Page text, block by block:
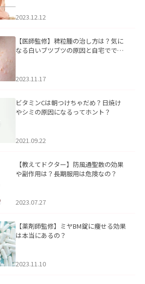
2023.12.12
【医師監修】稗粒腫の治し方は？気に
なる白いブツブツの原因と自宅ででき
2023.11.17
ビタミンCは朝つけちゃだめ？日焼け
やシミの原因になるってホント？
2021.09.22
【教えてドクター】防風通聖散の効果
や副作用は？長期服用は危険なの？
2023.07.27
【薬剤師監修】ミヤBM錠に痩せる効果
は本当にあるの？
2023.11.10